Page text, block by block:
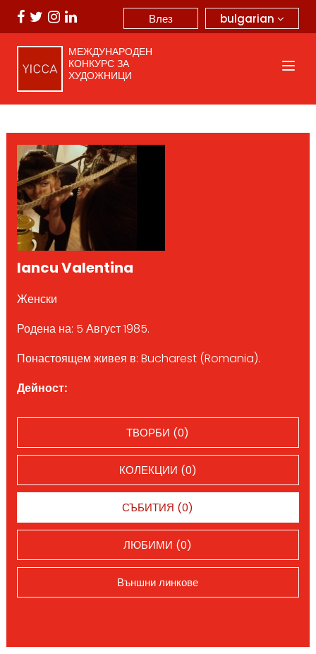
bulgarian
Влез
МЕЖДУНАРОДЕН
КОНКУРС ЗА
ХУДОЖНИЦИ
Iancu Valentina
Женски
Родена на: 5 Август 1985.
Понастоящем живея в: Bucharest (Romania).
Дейност:
ТВОРБИ (0)
КОЛЕКЦИИ (0)
СЪБИТИЯ (0)
ЛЮБИМИ (0)
Външни линкове